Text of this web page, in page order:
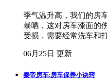
季气温升高，我们的房
暴晒，这对房车漆面的
受损，需要经常洗车和
06月25日 更新
秦帝房车:房车保养小诀窍